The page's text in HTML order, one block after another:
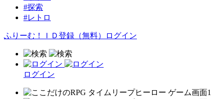
#探索
#レトロ
ふりーむ！ＩＤ登録（無料） ログイン
ログイン